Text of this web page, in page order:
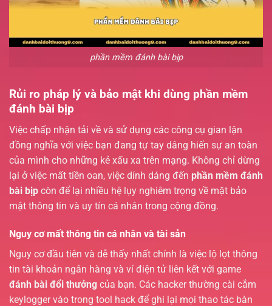
phần mềm đánh bài bịp
Rủi ro pháp lý và bảo mật khi dùng phần mềm
đánh bài bịp
Việc chấp nhận tải về và sử dụng các công cụ gian lận
đồng nghĩa với việc bạn đang tự tay dâng hiến sự an toàn
của mình cho những kẻ xấu xa trên mạng. Không chỉ dừng
lại ở việc mất tiền oan, việc dính dáng đến phần mềm đánh
bài bịp còn để lại nhiều hệ lụy nghiêm trọng về mặt bảo
mật thông tin và uy tín cá nhân trong cộng đồng.
Nguy cơ mất thông tin cá nhân và tài sản
Nguy cơ đầu tiên và dễ thấy nhất chính là việc lộ lọt thông
tin tài khoản ngân hàng và ví điện tử liên kết với game
đánh bài đổi thưởng của bạn. Các hacker thường cài cắm
keylogger vào trong tool hack để ghi lại mọi thao tác bàn